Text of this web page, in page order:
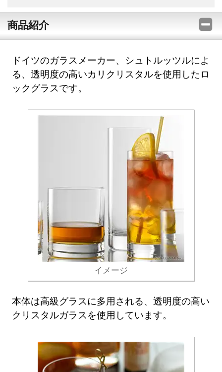
商品紹介
ドイツのガラスメーカー、シュトルッツルによ
る、透明度の高いカリクリスタルを使用したロ
ックグラスです。
イメージ
本体は高級グラスに多用される、透明度の高い
クリスタルガラスを使用しています。